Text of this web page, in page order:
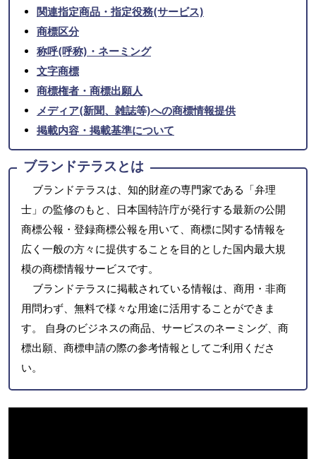
関連指定商品・指定役務(サービス)
商標区分
称呼(呼称)・ネーミング
文字商標
商標権者・商標出願人
メディア(新聞、雑誌等)への商標情報提供
掲載内容・掲載基準について
ブランドテラスとは
ブランドテラスは、知的財産の専門家である「弁理
士」の監修のもと、日本国特許庁が発行する最新の公開
商標公報・登録商標公報を用いて、商標に関する情報を
広く一般の方々に提供することを目的とした国内最大規
模の商標情報サービスです。
ブランドテラスに掲載されている情報は、商用・非商
用問わず、無料で様々な用途に活用することができま
す。 自身のビジネスの商品、サービスのネーミング、商
標出願、商標申請の際の参考情報としてご利用くださ
い。